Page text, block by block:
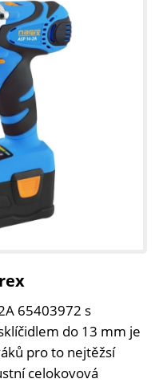
65403972 s
do 13 mm je
pro to nejtěžsí
celokovová